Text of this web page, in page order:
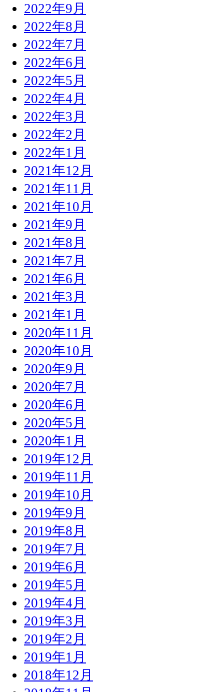
2022年9月
2022年8月
2022年7月
2022年6月
2022年5月
2022年4月
2022年3月
2022年2月
2022年1月
2021年12月
2021年11月
2021年10月
2021年9月
2021年8月
2021年7月
2021年6月
2021年3月
2021年1月
2020年11月
2020年10月
2020年9月
2020年7月
2020年6月
2020年5月
2020年1月
2019年12月
2019年11月
2019年10月
2019年9月
2019年8月
2019年7月
2019年6月
2019年5月
2019年4月
2019年3月
2019年2月
2019年1月
2018年12月